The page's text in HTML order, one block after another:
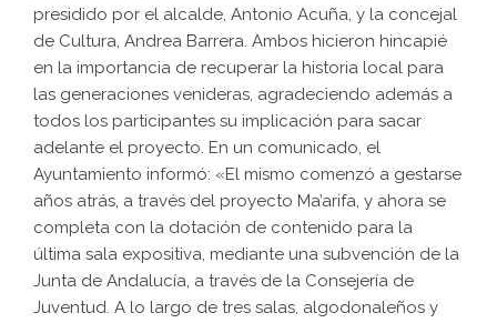
presidido por el alcalde, Antonio Acuña, y la concejal
de Cultura, Andrea Barrera. Ambos hicieron hincapié
en la importancia de recuperar la historia local para
las generaciones venideras, agradeciendo además a
todos los participantes su implicación para sacar
adelante el proyecto. En un comunicado, el
Ayuntamiento informó: «El mismo comenzó a gestarse
años atrás, a través del proyecto Ma’arifa, y ahora se
completa con la dotación de contenido para la
última sala expositiva, mediante una subvención de la
Junta de Andalucía, a través de la Consejería de
Juventud. A lo largo de tres salas, algodonaleños y